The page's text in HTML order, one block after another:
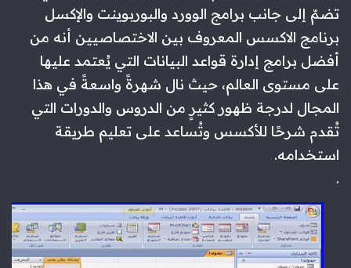
تضمّ إلى جانب برامج الوورد والبوربوينت والإكسل
برنامج الاكسس المعروف بين الاختصاصيين أنه من
أفضل برامج إدارة قواعد البيانات التي يُعتمد عليها
على مستوى العالم، حيث نال شهرةً واسعةً في هذا
المجال لدرجة ظهور كثيرٍ من الدروس والدورات التي
تُقدم شرحًا للأكسس وتُساعد على تعليم طريقة
استخدامه.
.